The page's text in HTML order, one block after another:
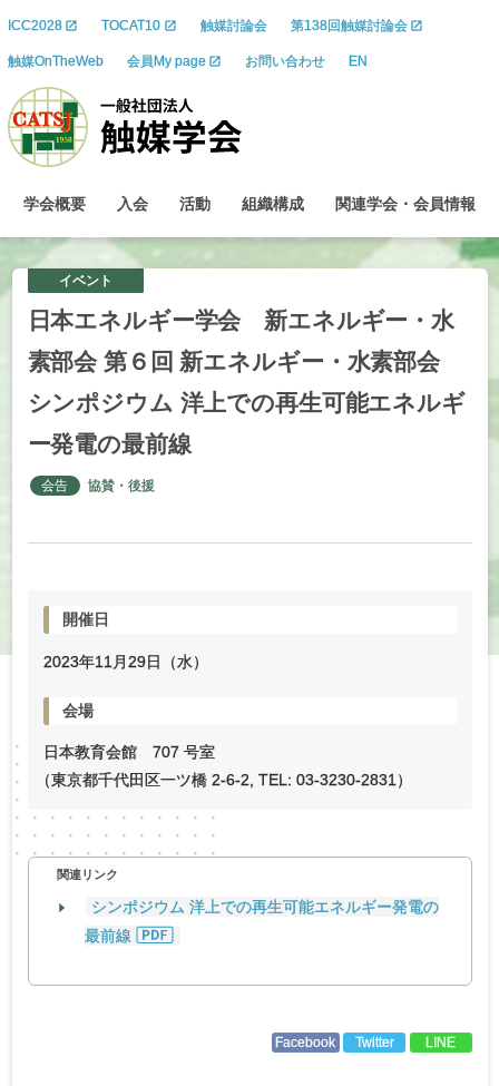
ICC2028 TOCAT10 触媒討論会 第138回触媒討論会
触媒OnTheWeb 会員My page お問い合わせ EN
学会概要 入会 活動 組織構成 関連学会 ・ 会員情報
イベント
日本エネルギー学会 新エネルギー ・水
素部会 第６ 回 新エネルギー ・ 水素部会
シンポジウム 洋上での再生可能エネルギ
ー発電の最前線
会告 協賛・後援
開催日
2023年11 月29日（水）
会場
日本教育会館 707 号室
（東京都千代田区一ツ橋 2-6-2, TEL: 03-3230-2831）
関連リンク
シンポジウム 洋上での再生可能エネルギー発電の
最前線
Facebook Twitter LINE